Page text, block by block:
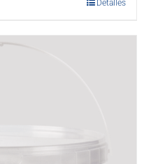
Detalles